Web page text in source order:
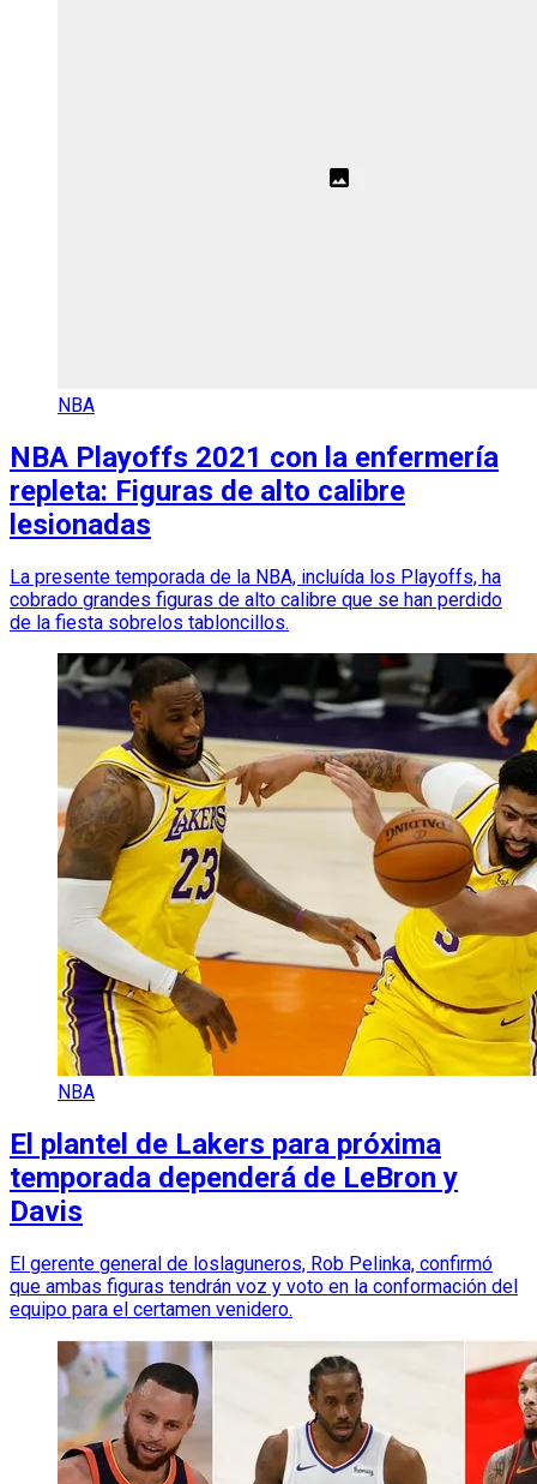
NBA
NBA Playoffs 2021 con la enfermería
repleta: Figuras de alto calibre
lesionadas
La presente temporada de la NBA, incluída los Playoffs, ha
cobrado grandes figuras de alto calibre que se han perdido
de la fiesta sobrelos tabloncillos.
NBA
El plantel de Lakers para próxima
temporada dependerá de LeBron y
Davis
El gerente general de loslaguneros, Rob Pelinka, confirmó
que ambas figuras tendrán voz y voto en la conformación del
equipo para el certamen venidero.